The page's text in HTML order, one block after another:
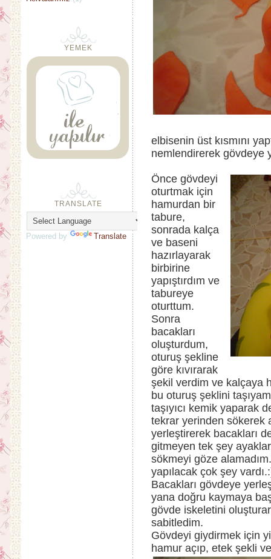
elbisenin üst kısmını
nemlendirerek gövdeye
Önce gövdeyi
oturtmak için
hamurdan bir
tabure,
sonrada kalça
ve baseni
hazırlayarak
birbirine
yapıştırdım ve
tabureye
oturttum.
Sonra
bacakları
oluşturdum,
oturuş şekline
göre kıvırarak
şekil verdim ve kalçaya
bu oturuş şeklini
taşıyıcı kemik yaparak
tekrar yerinden sökerek
yerleştirerek bacakları
gitmeyen tek şey
sökmeyi göze
yapılacak çok şey
Bacakları gövdeye
yana doğru kaymaya
gövde iskeletini
sabitledim.
Gövdeyi giydirmek için
hamur açıp, etek şekli
YEMEK
TRANSLATE
Powered by Translate